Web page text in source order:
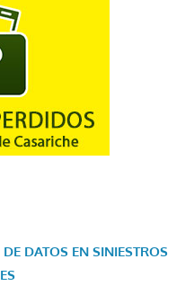
DATOS EN SINIESTROS